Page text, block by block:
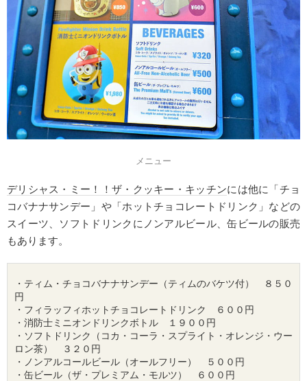
メニュー
デリシャス・ミー！！ザ・クッキー・キッチンには他に「チョ
コバナナサンデー」や「ホットチョコレートドリンク」などの
スイーツ、ソフトドリンクにノンアルビール、缶ビールの販売
もあります。
・ティム・チョコバナナサンデー（ティムのバケツ付）　８５０
円
・フィラッフィホットチョコレートドリンク　６００円
・消防士ミニオン ドリンクボトル　１９００円
・ソフトドリンク（コカ・コーラ・スプライト・オレンジ・ウー
ロン茶）　３２０円
・ノンアルコールビール（オールフリー）　５００円
・缶ビール（ザ・プレミアム・モルツ）　６００円